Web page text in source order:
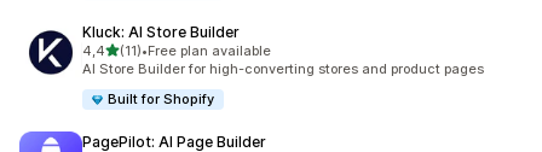
Kluck: AI Store Builder
4,45 yıldız üzerinden
(11)
toplam 11 değerlendirme
•Free plan available
AI Store Builder for high-converting stores and product pages
Built for Shopify
PagePilot: AI Page Builder